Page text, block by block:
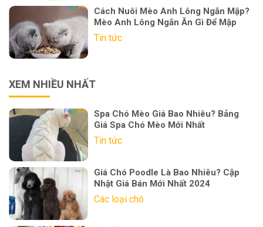
Cách Nuôi Mèo Anh Lông Ngắn Mập?
Mèo Anh Lông Ngắn Ăn Gì Để Mập
Tin tức
XEM NHIỀU NHẤT
Spa Chó Mèo Giá Bao Nhiêu? Bảng
Giá Spa Chó Mèo Mới Nhất
Tin tức
Giá Chó Poodle Là Bao Nhiêu? Cập
Nhật Giá Bán Mới Nhất 2024
Các loại chó